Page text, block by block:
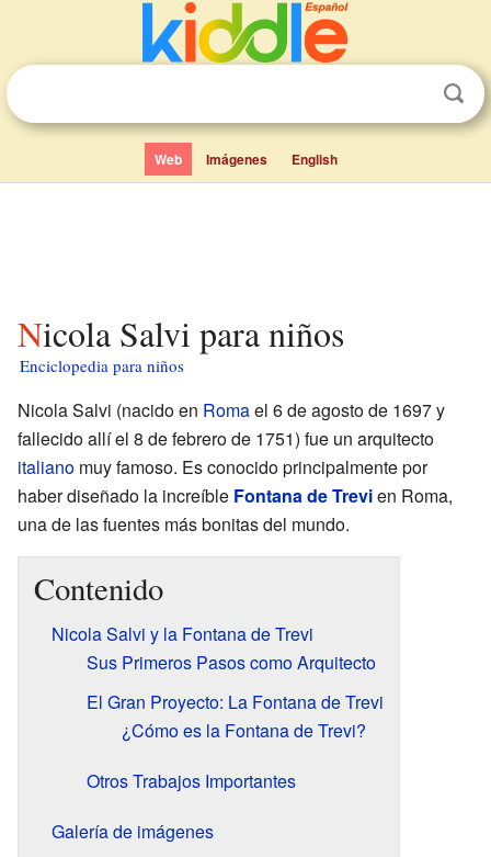
Web Imágenes English
Nicola Salvi para niños
Enciclopedia para niños
Nicola Salvi (nacido en Romael 6 de agosto de 1697 y
fallecido allí el 8 de febrero de 1751) fue un arquitecto
italiano muy famoso. Es conocido principalmente por
haber diseñado la increíble Fontana de Trevien Roma,
una de las fuentes más bonitas del mundo.
Contenido
Nicola Salvi y la Fontana de Trevi
Sus Primeros Pasos como Arquitecto
El Gran Proyecto: La Fontana de Trevi
¿Cómo es la Fontana de Trevi?
Otros Trabajos Importantes
Galería de imágenes